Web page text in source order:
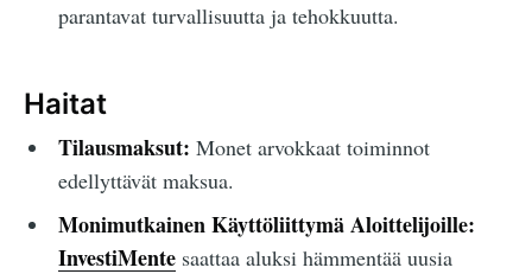
parantavat turvallisuutta ja tehokkuutta.
Haitat
Tilausmaksut: Monet arvokkaat toiminnot
edellyttävät maksua.
Monimutkainen Käyttöliittymä Aloittelijoille:
InvestiMentesaattaa aluksi hämmentää uusia